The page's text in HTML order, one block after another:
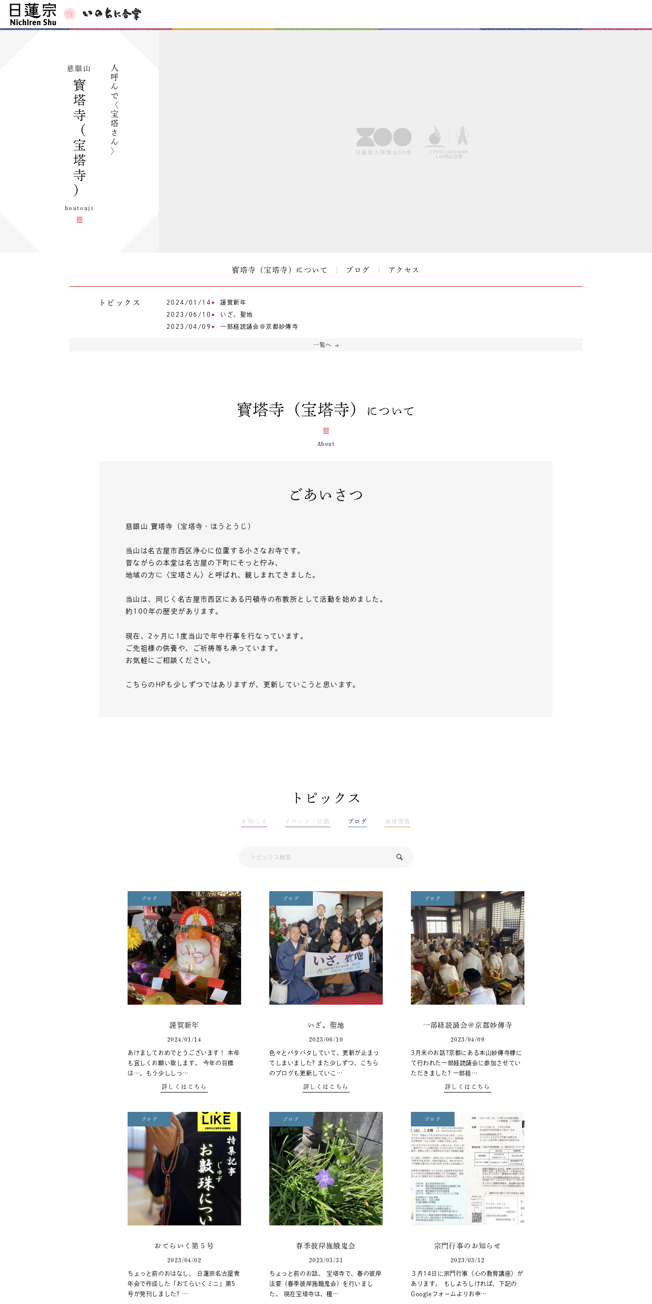
人
呼
ん
で
〈
宝
塔
さ
ん
〉
慈眼山
寳
塔
寺
（
宝
塔
寺
）
houtouji
寳塔寺（宝塔寺）について ブログ アクセス
トピックス 2024/01/14 謹賀新年
2023/06/10 いざ、聖地
2023/04/09 一部経読誦会＠京都妙傳寺
一覧へ
寳塔寺（宝塔寺） について
ごあいさつ
慈眼山 寶塔寺（宝塔寺・ほうとうじ）
当山は名古屋市西区浄心に位置する小さなお寺です。
昔ながらの本堂は名古屋の下町にそっと佇み、
地域の方に〈宝塔さん〉と呼ばれ、親しまれてきました。
当山は、同じく名古屋市西区にある円頓寺の布教所として活動を始めました。
約100年の歴史があります。
現在、2ヶ月に1度当山で年中行事を行なっています。
ご先祖様の供養や、ご祈祷等も承っています。
お気軽にご相談ください。
こちらのHPも少しずつではありますが、更新していこうと思います。
トピックス
お知らせ イベント・活動 ブログ 地域情報
ブログ
謹賀新年
2024/01/14
あけましておめでとうございます！ 本年
も宜しくお願い致します。 今年の目標
は…。もう少ししっ…
詳しくはこちら
ブログ
いざ、聖地
2023/06/10
色々とバタバタしていて、更新が止まっ
てしまいました? また少しずつ、こちら
のブログも更新していこ…
詳しくはこちら
ブログ
一部経読誦会＠京都妙傳寺
2023/04/09
3月末のお話?京都にある本山妙傳寺様に
て行われた一部経読誦会に参加させてい
ただきました? 一部経…
詳しくはこちら
ブログ
おてらいく第５号
2023/04/02
ちょっと前のおはなし。 日蓮宗名古屋青
年会で作成した「おてらいくミニ」第5
号が発刊しました? …
ブログ
春季彼岸施餓鬼会
2023/03/31
ちょっと前のお話。 宝塔寺で、春の彼岸
法要（春季彼岸施餓鬼会）を行いまし
た。 現在宝塔寺は、檀…
ブログ
宗門行事のお知らせ
2023/03/12
３月14日に宗門行事〈心の教育講座〉が
あります。 もしよろしければ、下記の
Googleフォームよりお申…